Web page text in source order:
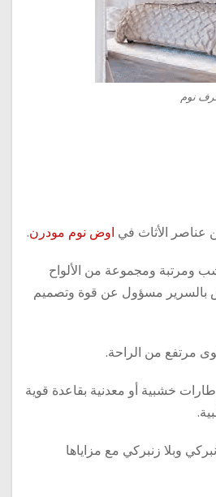
نوم
عناصر الأثاث في اوض نوم مودرن.
ومرتبة ومجموعة من الألواح
بالسرير مسؤول عن قوة وتصميم
مرتفع من الراحة.
خشبية أو معدنية بقاعدة قوية
وبلا زنبركي مع مزاياها